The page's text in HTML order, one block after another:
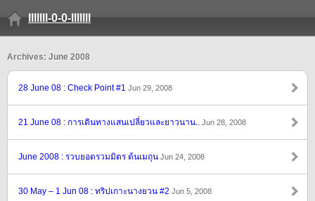
lllllll-0-0-lllllll
Archives: June 2008
28 June 08 : Check Point #1 Jun 29, 2008
21 June 08 : การเดินทางแสนเปลี่ยวและยาวนาน.. Jun 28, 2008
June 2008 : รวบยอดรวมมิตร ต้นเมถุน Jun 24, 2008
30 May – 1 Jun 08 : ทริปเกาะนางยวน #2 Jun 5, 2008